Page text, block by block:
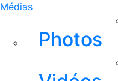
Médias
Photos